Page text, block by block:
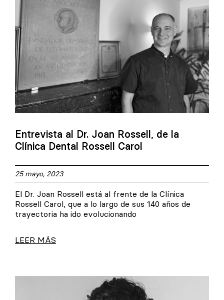
Entrevista al Dr. Joan Rossell, de la
Clínica Dental Rossell Carol
25 mayo, 2023
El Dr. Joan Rossell está al frente de la Clínica
Rossell Carol, que a lo largo de sus 140 años de
trayectoria ha ido evolucionando
LEER MÁS